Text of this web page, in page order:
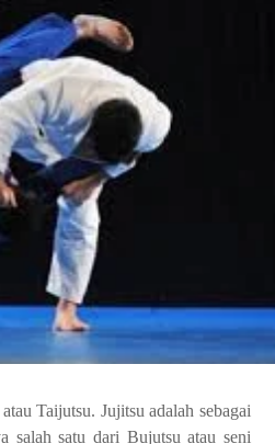
Taijutsu. Jujitsu adalah sebagai
salah satu dari Bujutsu atau seni